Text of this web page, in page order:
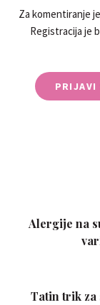
Za komentiranje
Registracija je
PRIJAVI
Alergije na
Tatin trik za